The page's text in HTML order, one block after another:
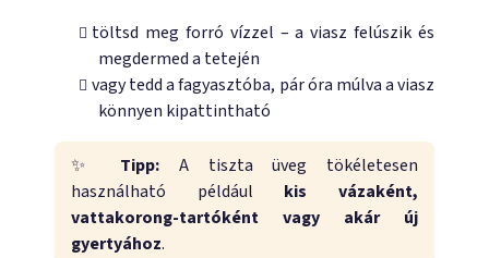
töltsd meg forró vízzel – a viasz felúszik és
megdermed a tetején
vagy tedd a fagyasztóba, pár óra múlva a viasz
könnyen kipattintható
✨ Tipp: A tiszta üveg tökéletesen
használható például kis vázaként,
vattakorong-tartóként vagy akár új
gyertyához.